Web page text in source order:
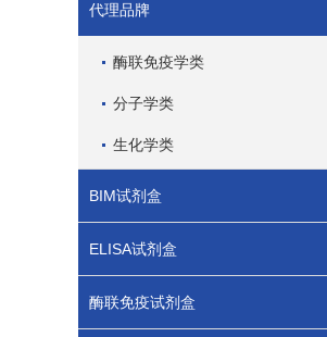
代理品牌
酶联免疫学类
分子学类
生化学类
BIM试剂盒
ELISA试剂盒
酶联免疫试剂盒